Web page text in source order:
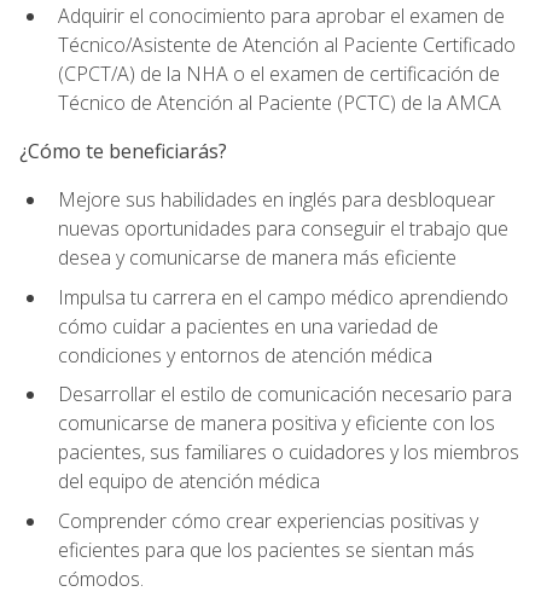
Adquirir el conocimiento para aprobar el examen de
Técnico/Asistente de Atención al Paciente Certificado
(CPCT/A) de la NHA o el examen de certificación de
Técnico de Atención al Paciente (PCTC) de la AMCA
¿Cómo te beneficiarás?
Mejore sus habilidades en inglés para desbloquear
nuevas oportunidades para conseguir el trabajo que
desea y comunicarse de manera más eficiente
Impulsa tu carrera en el campo médico aprendiendo
cómo cuidar a pacientes en una variedad de
condiciones y entornos de atención médica
Desarrollar el estilo de comunicación necesario para
comunicarse de manera positiva y eficiente con los
pacientes, sus familiares o cuidadores y los miembros
del equipo de atención médica
Comprender cómo crear experiencias positivas y
eficientes para que los pacientes se sientan más
cómodos.